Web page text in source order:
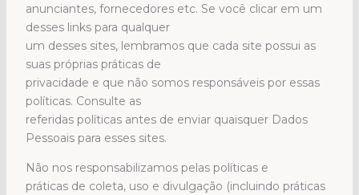
anunciantes, fornecedores etc. Se você clicar em um
desses links para qualquer
um desses sites, lembramos que cada site possui as
suas próprias práticas de
privacidade e que não somos responsáveis por essas
políticas. Consulte as
referidas políticas antes de enviar quaisquer Dados
Pessoais para esses sites.
Não nos responsabilizamos pelas políticas e
práticas de coleta, uso e divulgação (incluindo práticas